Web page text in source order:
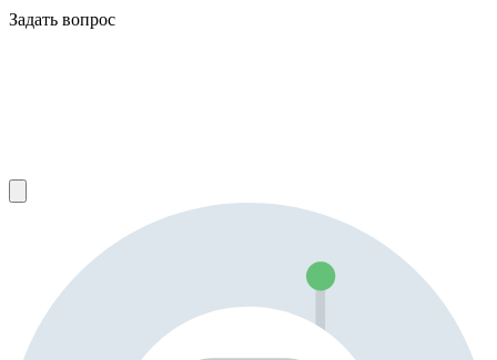
Задать вопрос